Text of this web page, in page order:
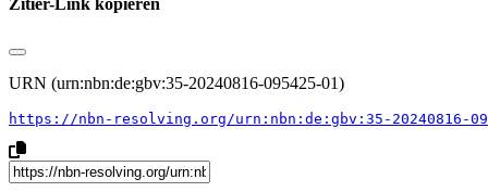
URN (urn:nbn:de:gbv:35-20240816-095425-01)
https://nbn-resolving.org/urn:nbn:de:gbv:35-20240816-